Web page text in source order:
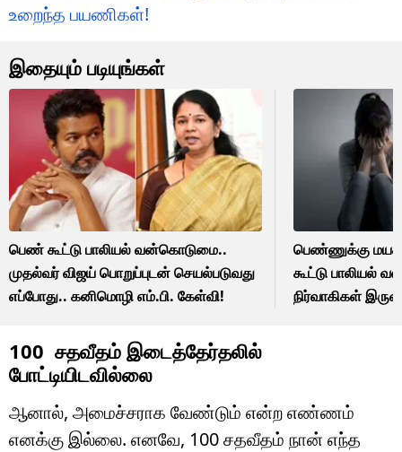
உறைந்த பயணிகள்!
இதையும் படியுங்கள்
பெண் கூட்டு பாலியல் வன்கொடுமை..
முதல்வர் விஜய் பொறுப்புடன் செயல்படுவது
எப்போது.. கனிமொழி எம்.பி. கேள்வி!
பெண்ணுக்கு
கூட்டு பாலியல்
நிர்வாகிகள்
100 சதவீதம் இடைத்தேர்தலில்
போட்டியிடவில்லை
ஆனால், அமைச்சராக வேண்டும் என்ற எண்ணம்
எனக்கு இல்லை. எனவே, 100 சதவீதம் நான் எந்த